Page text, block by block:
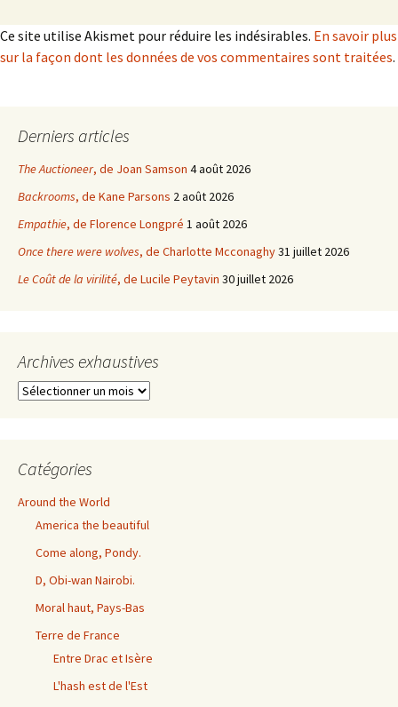
Ce site utilise Akismet pour réduire les indésirables. En savoir plus
sur la façon dont les données de vos commentaires sont traitées.
Derniers articles
The Auctioneer, de Joan Samson 4 août 2026
Backrooms, de Kane Parsons 2 août 2026
Empathie, de Florence Longpré 1 août 2026
Once there were wolves, de Charlotte Mcconaghy31 juillet 2026
Le Coût de la virilité, de Lucile Peytavin 30 juillet 2026
Archives exhaustives
Archives
Catégories
Around the World
America the beautiful
Come along, Pondy.
D, Obi-wan Nairobi.
Moral haut, Pays-Bas
Terre de France
Entre Drac et Isère
L'hash est de l'Est